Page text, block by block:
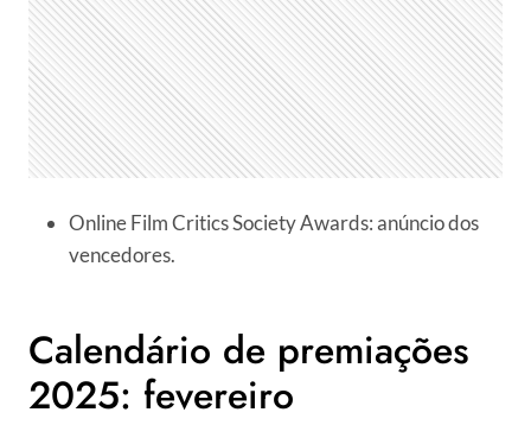
Online Film Critics Society Awards: anúncio dos
vencedores.
Calendário de premiações
2025: fevereiro